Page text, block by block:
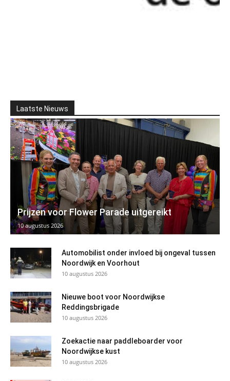
Laatste Nieuws
Prijzen voor Flower Parade uitgereikt
10 augustus 2026
Automobilist onder invloed bij ongeval tussen
Noordwijk en Voorhout
10 augustus 2026
Nieuwe boot voor Noordwijkse
Reddingsbrigade
10 augustus 2026
Zoekactie naar paddleboarder voor
Noordwijkse kust
10 augustus 2026